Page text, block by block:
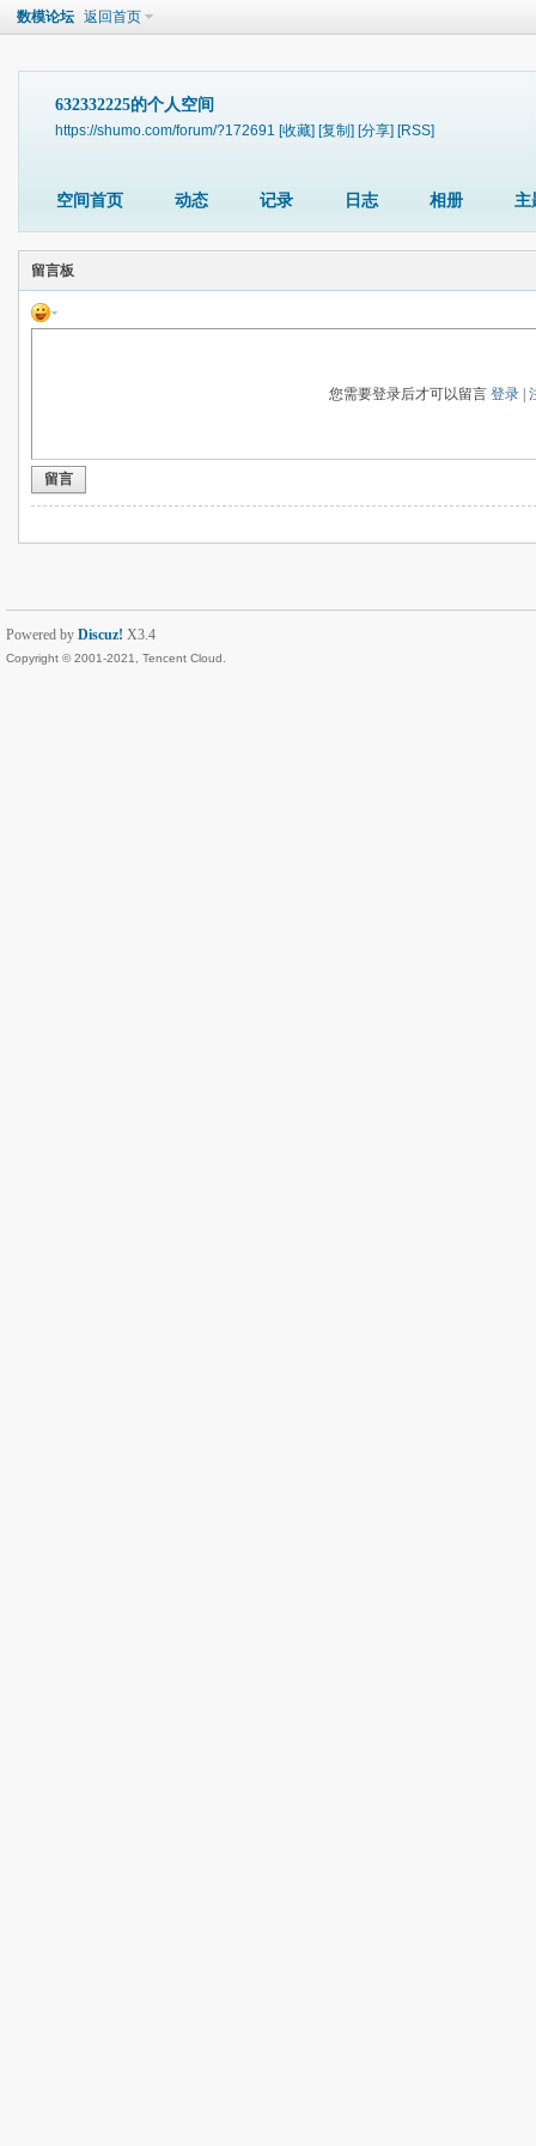
数模论坛 返回首页
632332225的个人空间
https://shumo.com/forum/?172691 [收藏] [复制] [分享] [RSS]
空间首页 动态 记录 日志 相册 主
留言板
您需要登录后才可以留言登录 |
留言
Powered by Discuz! X3.4
Copyright © 2001-2021, Tencent Cloud.